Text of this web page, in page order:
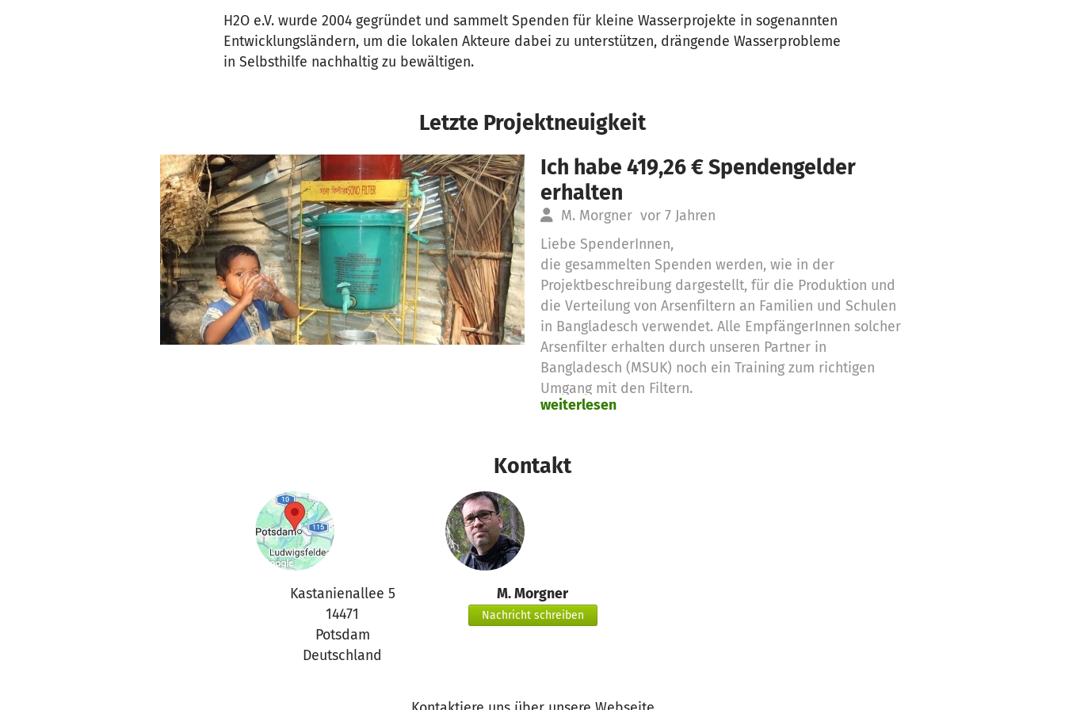
H2O e.V. wurde 2004 gegründet und sammelt Spenden für kleine Wasserprojekte in sogenannten
Entwicklungsländern, um die lokalen Akteure dabei zu unterstützen, drängende Wasserprobleme
in Selbsthilfe nachhaltig zu bewältigen.
Letzte Projektneuigkeit
Ich habe 419,26 € Spendengelder
erhalten
M. Morgner vor 7 Jahren
Liebe SpenderInnen,
die gesammelten Spenden werden, wie in der
Projektbeschreibung dargestellt, für die Produktion und
die Verteilung von Arsenfiltern an Familien und Schulen
in Bangladesch verwendet. Alle EmpfängerInnen solcher
Arsenfilter erhalten durch unseren Partner in
Bangladesch (MSUK) noch ein Training zum richtigen
Umgang mit den Filtern.
Lieben Dank für Eure tolle Unterstützung!
weiterlesen
Kontakt
Kastanienallee 5
14471
Potsdam
Deutschland
M. Morgner
Nachricht schreiben